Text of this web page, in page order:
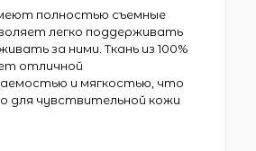
полностью съемные
легко поддерживать
за ними. Ткань из 100%
отличной
и мягкостью, что
для чувствительной кожи